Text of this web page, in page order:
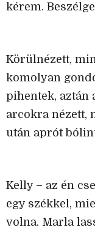
kérem.
Körülnézett,
komolyan
pihentek, aztán
arcokra nézett,
után aprót
Kelly – az én
egy székkel,
volna. Marla